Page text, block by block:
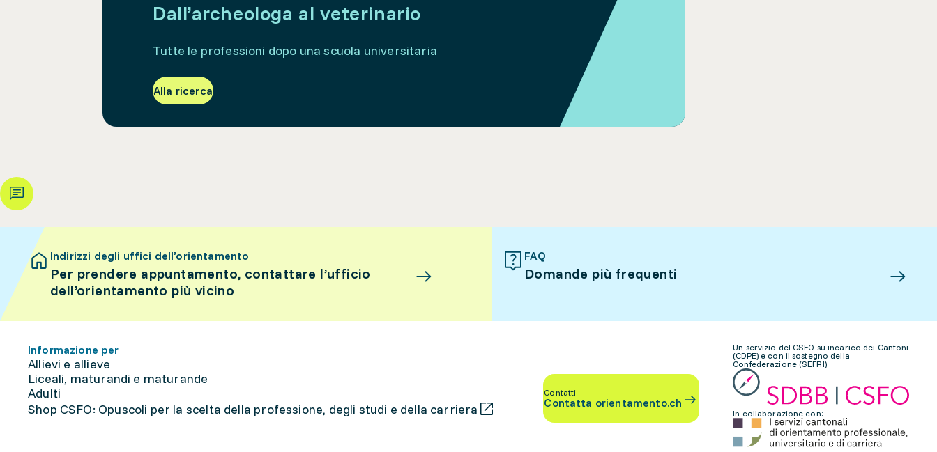
Dall’archeologa al veterinario
Tutte le professioni dopo una scuola universitaria
Alla ricerca
Indirizzi degli uffici dell’orientamento
Per prendere appuntamento, contattare l’ufficio
dell’orientamento più vicino
FAQ
Domande più frequenti
Informazione per
Allievi e allieve
Liceali, maturandi e maturande
Adulti
Shop CSFO: Opuscoli per la scelta della professione, degli studi e della carriera
Contatti
Contatta orientamento.ch
Un servizio del CSFO su incarico dei Cantoni
(CDPE) e con il sostegno della
Confederazione (SEFRI)
In collaborazione con: